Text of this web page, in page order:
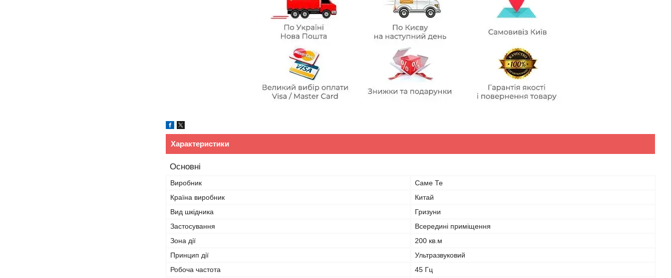
Характеристики
Основні
Виробник
Саме Те
Країна виробник
Китай
Вид шкідника
Гризуни
Застосування
Всередині приміщення
Зона дії
200 кв.м
Принцип дії
Ультразвуковий
Робоча частота
45 Гц